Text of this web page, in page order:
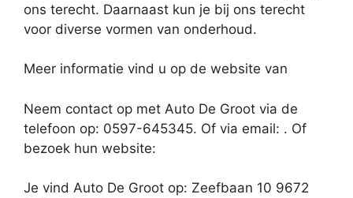
ons terecht. Daarnaast kun je bij ons terecht
voor diverse vormen van onderhoud.
Meer informatie vind u op de website van
Neem contact op met Auto De Groot via de
telefoon op: 0597-645345. Of via email: . Of
bezoek hun website:
Je vind Auto De Groot op: Zeefbaan 10 9672